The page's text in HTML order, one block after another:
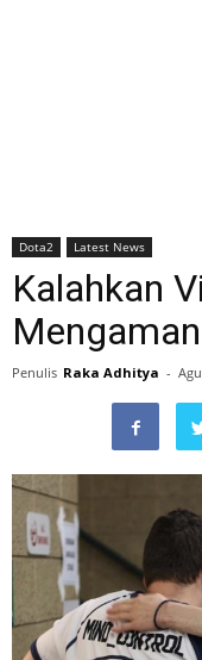
Dota2 Latest News
Kalahkan
Penulis Raka Adhitya -